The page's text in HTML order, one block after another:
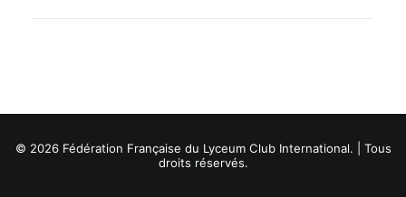
© 2026 Fédération Française du Lyceum Club International. | Tous
droits réservés.